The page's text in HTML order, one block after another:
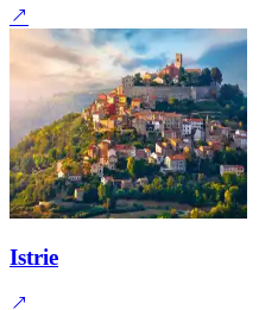
Istrie